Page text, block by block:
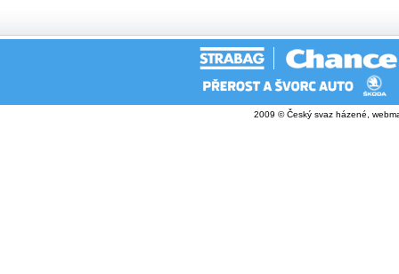
2009 © Český svaz házené,